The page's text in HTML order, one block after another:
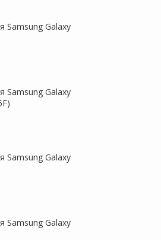
Samsung Galaxy
Samsung Galaxy
Samsung Galaxy
Samsung Galaxy